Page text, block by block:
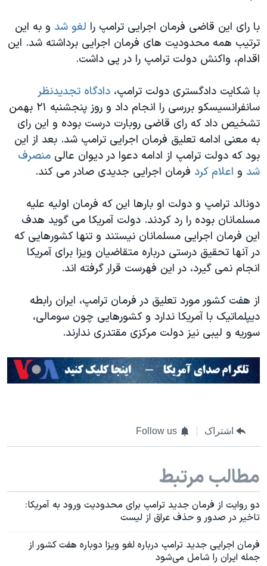
با رای این قاضی فرمان اجرایی ترامپ را لغو شد و به این
ترتیب همه محدودیت های فرمان اجرایی برداشته شد. این
اقدام، واکنش دولت ترامپ را در پی داشت.
با شکایت دادگستری دولت ترامپ، دادگاه تجدیدنظر
سانفرانسیسکو بررسی را انجام داد و روز پنجشنبه ۲۱ بهمن
تشخیص داد که رای قاضی روبارت درست بوده و این رای
به معنی ادامه تعلیق فرمان اجرایی ترامپ شد. بعد از این
بود که دولت ترامپ از ادامه دعوا در دیوان عالی منصرف
شد و اعلام کرد فرمان اجرایی جدیدی صادر می کند.
دونالد ترامپ و دولت او بارها این که فرمان اولیه علیه
مسلمانان بوده را رد کردند. دولت آمریکا می گوید هدف
این فرمان اجرایی مسلمانان نیستند و تنها کشورهایی که
در آنها تحقیق درستی درباره متقاضیان ویزا برای آمریکا
انجام نمی گیرد، در این فهرست قرار گرفته اند.
از هفت کشور مورد تعلیق در فرمان ترامپ، ایران رابطه
دیپلماتیک با آمریکا ندارد و کشورهایی چون سومالی،
سوریه و لیبی نیز دولت مرکزی مقتدری ندارند.
اشتراک Follow us
مطالب مرتبط
دو روایت از فرمان جدید ترامپ برای محدودیت ورود به آمریکا:
تاخیر در صدور و حذف عراق از لیست
فرمان اجرایی جدید ترامپ درباره لغو ویزا دوباره هفت کشور از
جمله ایران را شامل می‌شود